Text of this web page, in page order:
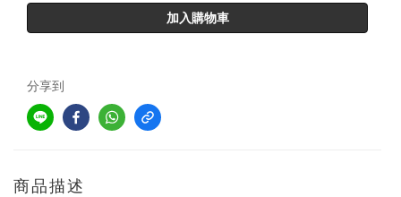
加入購物車
分享到
商品描述